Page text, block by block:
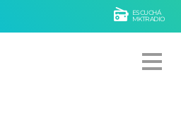
ESCUCHÁ
MKTRADIO